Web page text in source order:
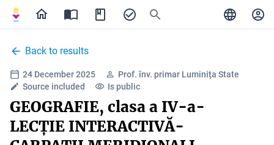
Back to results
24 December 2025
Prof. înv. primar Luminița State
Source included
Is public
GEOGRAFIE, clasa a IV-a-
LECȚIE INTERACTIVĂ-